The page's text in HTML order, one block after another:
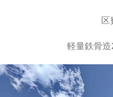
軽量鉄骨